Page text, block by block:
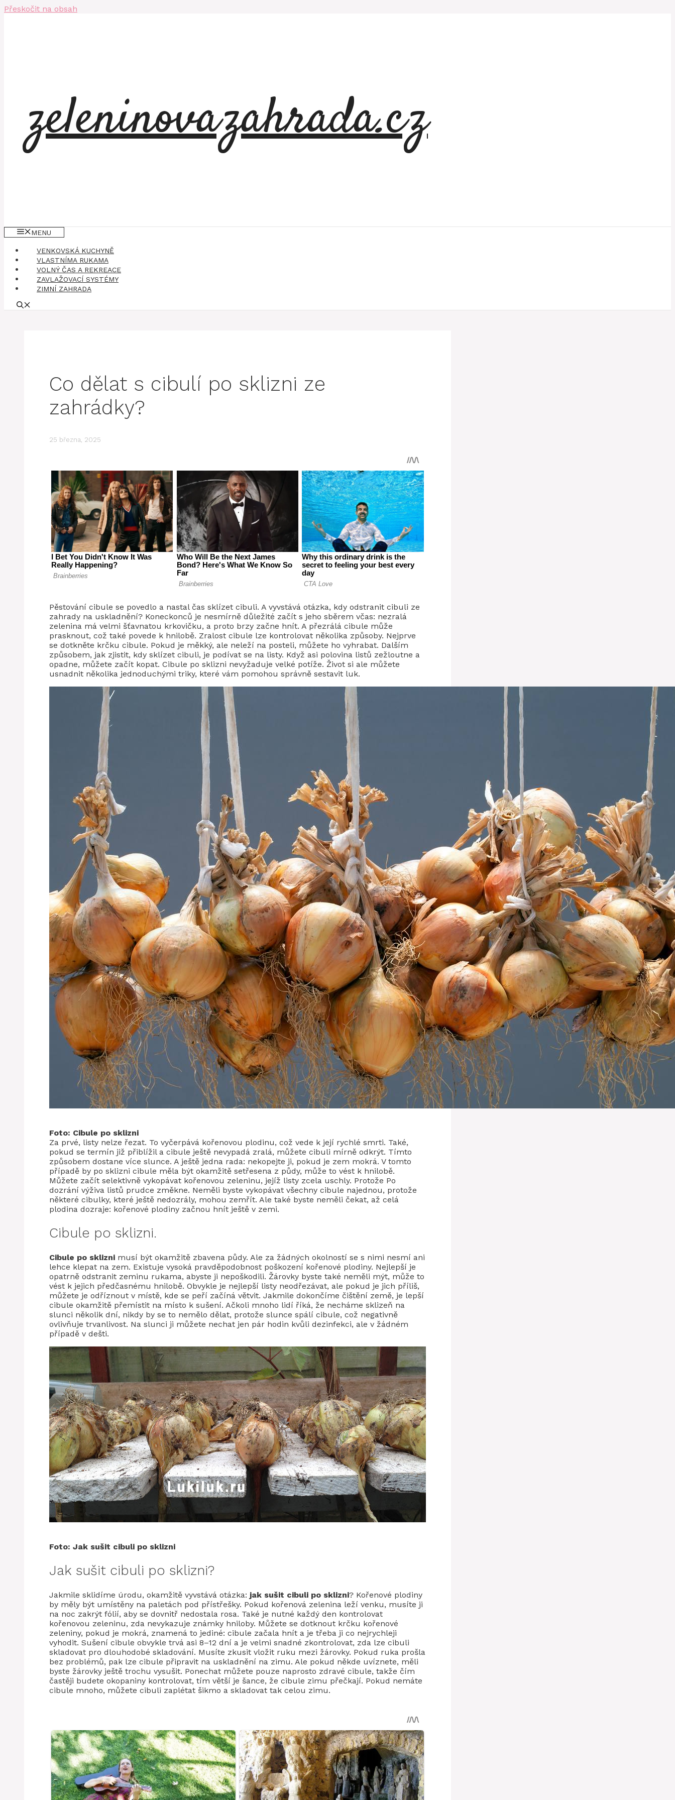
Přeskočit na obsah
zeleninovazahrada.cz
MENU
VENKOVSKÁ KUCHYNĚ
VLASTNÍMA RUKAMA
VOLNÝ ČAS A REKREACE
ZAVLAŽOVACÍ SYSTÉMY
ZIMNÍ ZAHRADA
Co dělat s cibulí po sklizni ze
zahrádky?
25 března, 2025
Pěstování cibule se povedlo a nastal čas sklízet cibuli. A vyvstává otázka, kdy odstranit cibuli ze
zahrady na uskladnění? Koneckonců je nesmírně důležité začít s jeho sběrem včas: nezralá
zelenina má velmi šťavnatou krkovičku, a proto brzy začne hnít. A přezrálá cibule může
prasknout, což také povede k hnilobě. Zralost cibule lze kontrolovat několika způsoby. Nejprve
se dotkněte krčku cibule. Pokud je měkký, ale neleží na posteli, můžete ho vyhrabat. Dalším
způsobem, jak zjistit, kdy sklízet cibuli, je podívat se na listy. Když asi polovina listů zežloutne a
opadne, můžete začít kopat. Cibule po sklizni nevyžaduje velké potíže. Život si ale můžete
usnadnit několika jednoduchými triky, které vám pomohou správně sestavit luk.
Foto: Cibule po sklizni
Za prvé, listy nelze řezat. To vyčerpává kořenovou plodinu, což vede k její rychlé smrti. Také,
pokud se termín již přiblížil a cibule ještě nevypadá zralá, můžete cibuli mírně odkrýt. Tímto
způsobem dostane více slunce. A ještě jedna rada: nekopejte ji, pokud je zem mokrá. V tomto
případě by po sklizni cibule měla být okamžitě setřesena z půdy, může to vést k hnilobě.
Můžete začít selektivně vykopávat kořenovou zeleninu, jejíž listy zcela uschly. Protože Po
dozrání výživa listů prudce změkne. Neměli byste vykopávat všechny cibule najednou, protože
některé cibulky, které ještě nedozrály, mohou zemřít. Ale také byste neměli čekat, až celá
plodina dozraje: kořenové plodiny začnou hnít ještě v zemi.
Cibule po sklizni.
Cibule po sklizni musí být okamžitě zbavena půdy. Ale za žádných okolností se s nimi nesmí ani
lehce klepat na zem. Existuje vysoká pravděpodobnost poškození kořenové plodiny. Nejlepší je
opatrně odstranit zeminu rukama, abyste ji nepoškodili. Žárovky byste také neměli mýt, může to
vést k jejich předčasnému hnilobě. Obvykle je nejlepší listy neodřezávat, ale pokud je jich příliš,
můžete je odříznout v místě, kde se peří začíná větvit. Jakmile dokončíme čištění země, je lepší
cibule okamžitě přemístit na místo k sušení. Ačkoli mnoho lidí říká, že necháme sklizeň na
slunci několik dní, nikdy by se to nemělo dělat, protože slunce spálí cibule, což negativně
ovlivňuje trvanlivost. Na slunci ji můžete nechat jen pár hodin kvůli dezinfekci, ale v žádném
případě v dešti.
Foto: Jak sušit cibuli po sklizni
Jak sušit cibuli po sklizni?
Jakmile sklidíme úrodu, okamžitě vyvstává otázka: jak sušit cibuli po sklizni? Kořenové plodiny
by měly být umístěny na paletách pod přístřešky. Pokud kořenová zelenina leží venku, musíte ji
na noc zakrýt fólií, aby se dovnitř nedostala rosa. Také je nutné každý den kontrolovat
kořenovou zeleninu, zda nevykazuje známky hniloby. Můžete se dotknout krčku kořenové
zeleniny, pokud je mokrá, znamená to jediné: cibule začala hnít a je třeba ji co nejrychleji
vyhodit. Sušení cibule obvykle trvá asi 8–12 dní a je velmi snadné zkontrolovat, zda lze cibuli
skladovat pro dlouhodobé skladování. Musíte zkusit vložit ruku mezi žárovky. Pokud ruka prošla
bez problémů, pak lze cibule připravit na uskladnění na zimu. Ale pokud někde uvíznete, měli
byste žárovky ještě trochu vysušit. Ponechat můžete pouze naprosto zdravé cibule, takže čím
častěji budete okopaniny kontrolovat, tím větší je šance, že cibule zimu přečkají. Pokud nemáte
cibule mnoho, můžete cibuli zaplétat šikmo a skladovat tak celou zimu.